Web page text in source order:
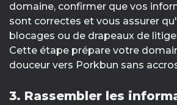
domaine, confirmer que vos
sont correctes et vous assurer
blocages ou de drapeaux de
Cette étape prépare votre
douceur vers Porkbun sans
3. Rassembler les